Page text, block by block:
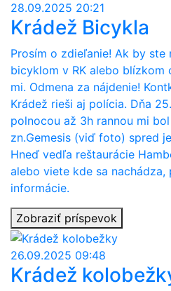
28.09.2025 20:21
Krádež Bicykla
Prosím o zdieľanie! Ak by
bicyklom v RK alebo blízkom
mi. Odmena za nájdenie!
Krádež rieši aj polícia. Dňa
polnocou až 3h rannou mi
zn.Gemesis (viď foto) spred
Hneď vedľa reštaurácie
alebo viete kde sa nachádza,
informácie.
Zobraziť príspevok
26.09.2025 09:48
Krádež